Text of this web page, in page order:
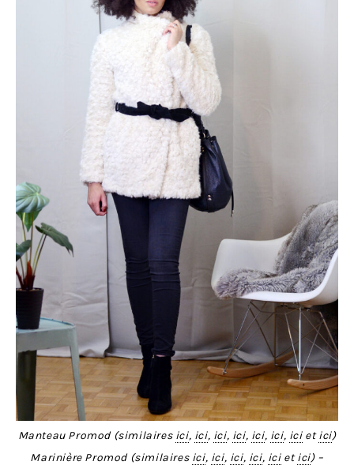
Manteau Promod (similaires ici, ici, ici, ici, ici, ici, icietici)
Marinière Promod (similaires ici, ici, ici, ici, icietici) –